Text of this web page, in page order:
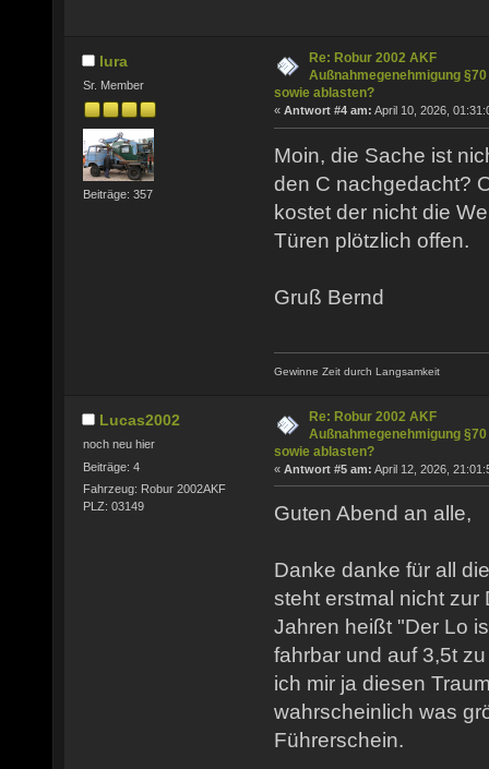
lura
Sr. Member
Beiträge: 357
Re: Robur 2002 AKF
Außnahmegenehmigung §70
sowie ablasten?
« Antwort #4 am: April 10, 2026,
Moin, die Sache ist
den C nachgedacht?
kostet der nicht die
Türen plötzlich offen.
Gruß Bernd
Gewinne Zeit durch Langsamkeit
Lucas2002
noch neu hier
Beiträge: 4
Fahrzeug: Robur 2002AKF
PLZ: 03149
Re: Robur 2002 AKF
Außnahmegenehmigung §70
sowie ablasten?
« Antwort #5 am: April 12, 2026,
Guten Abend an alle,
Danke danke für all
steht erstmal nicht zur
Jahren heißt "Der Lo
fahrbar und auf 3,5t
ich mir ja diesen
wahrscheinlich was
Führerschein.